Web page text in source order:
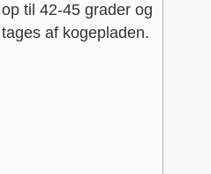
op til 42-45 grader og
tages af kogepladen.